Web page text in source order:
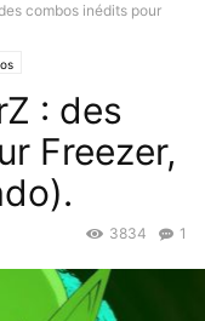
combos inédits pour
: des
Freezer,
1
3834